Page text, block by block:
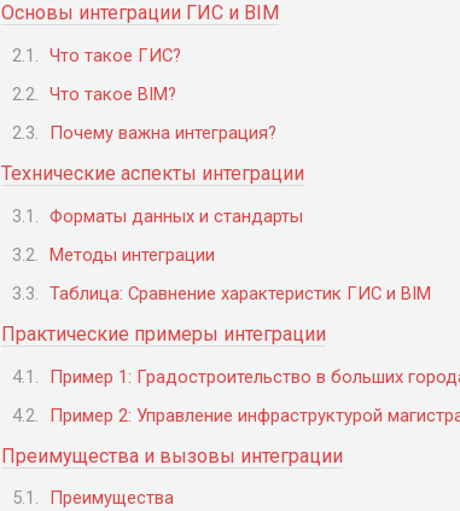
Основы интеграции ГИС и BIM
Что такое ГИС?
Что такое BIM?
Почему важна интеграция?
Технические аспекты интеграции
Форматы данных и стандарты
Методы интеграции
Таблица: Сравнение характеристик ГИС и BIM
Практические примеры интеграции
Пример 1: Градостроительство в больших
Пример 2: Управление инфраструктурой
Преимущества и вызовы интеграции
Преимущества